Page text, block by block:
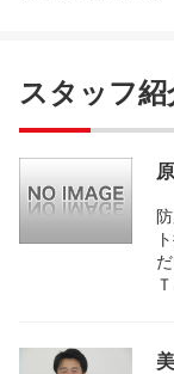
スタッフ紹